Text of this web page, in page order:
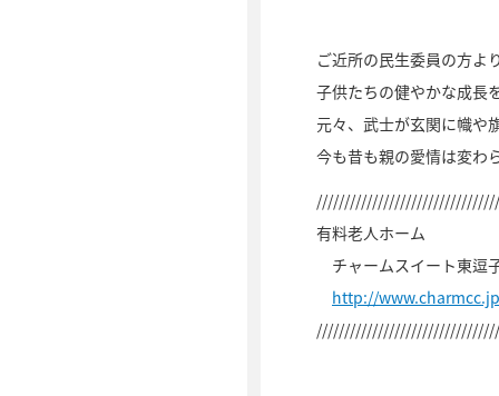
ご近所の民生委員の方よ
子供たちの健やかな成長
元々、武士が玄関に幟や
今も昔も親の愛情は変わ
有料老人ホーム
チャームスイート東逗
http://